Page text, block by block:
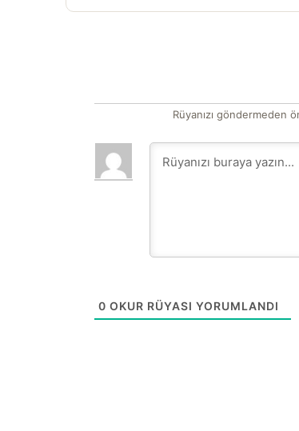
Rüyanızı göndermeden
0 OKUR RÜYASI YORUMLANDI